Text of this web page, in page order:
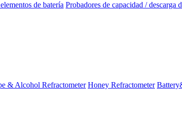
de batería Probadores de capacidad / descarga
& Alcohol Refractometer Honey Refractometer